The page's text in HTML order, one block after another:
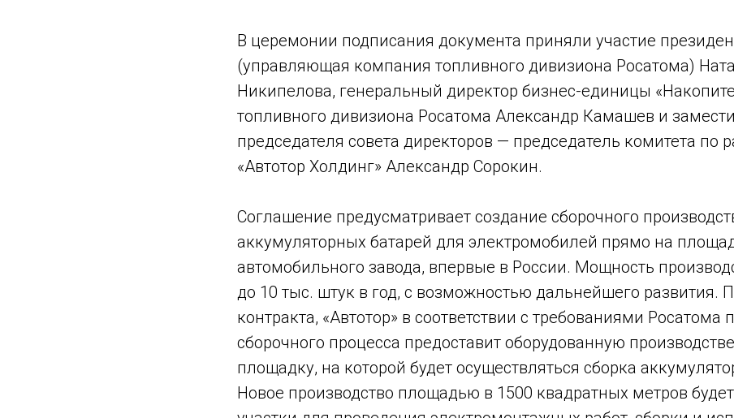
В церемонии подписания документа приняли участие
(управляющая компания топливного дивизиона Росатома)
Никипелова, генеральный директор бизнес-единицы
топливного дивизиона Росатома Александр Камашев и
председателя совета директоров — председатель комитета по
«Автотор Холдинг» Александр Сорокин.
Соглашение предусматривает создание сборочного
аккумуляторных батарей для электромобилей прямо на
автомобильного завода, впервые в России. Мощность
до 10 тыс. штук в год, с возможностью дальнейшего развития.
контракта, «Автотор» в соответствии с требованиями Росатома
сборочного процесса предоставит оборудованную
площадку, на которой будет осуществляться сборка
Новое производство площадью в 1500 квадратных метров